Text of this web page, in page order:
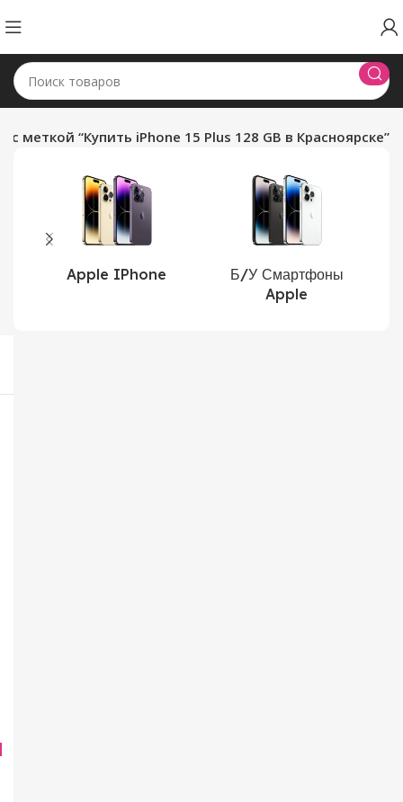
с меткой “Купить iPhone 15 Plus 128 GB в Красноярске”
Apple IPhone
Б/У Смартфоны
Apple